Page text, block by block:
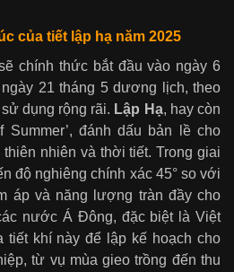
của tiết lập hạ năm 2025
chính thức bắt đầu vào ngày 6
21 tháng 5 dương lịch, theo
dụng rộng rãi. Lập Hạ, hay còn
Summer’, đánh dấu bản lề cho
nhiên và thời tiết. Trong giai
độ nghiêng chính xác 45° so với
áp và năng lượng tràn đầy cho
nước Á Đông, đặc biệt là Việt
tiết khí này để lập kế hoạch cho
từ vụ mùa gieo trồng đến thu